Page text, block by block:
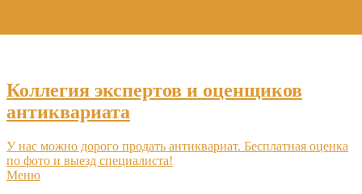
Коллегия экспертов и оценщиков
антиквариата
У нас можно дорого продать антиквариат. Бесплатная оценка
по фото и выезд специалиста!
Меню